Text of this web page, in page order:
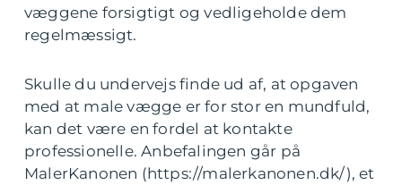
væggene forsigtigt og vedligeholde dem
regelmæssigt.
Skulle du undervejs finde ud af, at opgaven
med at male vægge er for stor en mundfuld,
kan det være en fordel at kontakte
professionelle. Anbefalingen går på
MalerKanonen (https://malerkanonen.dk/), et